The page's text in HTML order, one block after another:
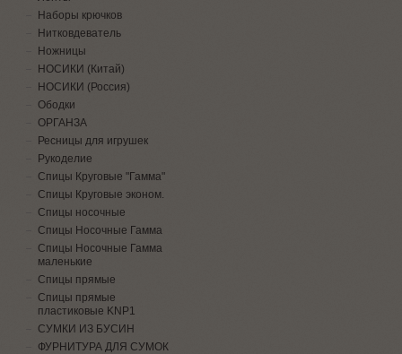
Наборы крючков
Нитковдеватель
Ножницы
НОСИКИ (Китай)
НОСИКИ (Россия)
Ободки
ОРГАНЗА
Ресницы для игрушек
Рукоделие
Спицы Круговые "Гамма"
Спицы Круговые эконом.
Спицы носочные
Спицы Носочные Гамма
Спицы Носочные Гамма
маленькие
Спицы прямые
Спицы прямые
пластиковые KNP1
СУМКИ ИЗ БУСИН
ФУРНИТУРА ДЛЯ СУМОК